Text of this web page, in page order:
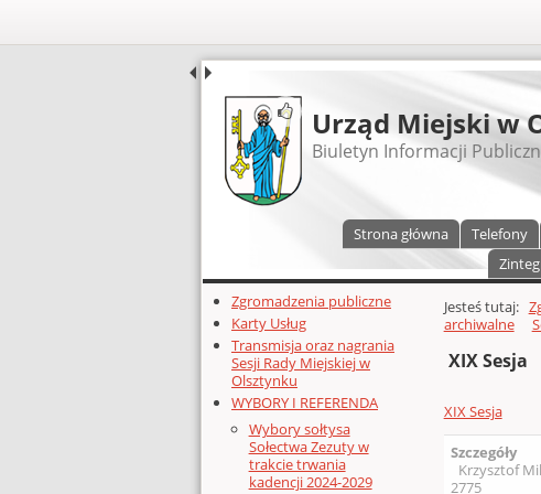
UDOSTĘPNIJ
Urząd Miejski w
Biuletyn Informacji
Strona główna Telefony
Dodatkowe zasoby (lewa kolumna)
Zgromadzenia publiczne
Karty Usług
Transmisja oraz nagrania
Sesji Rady Miejskiej w
Olsztynku
WYBORY I REFERENDA
Wybory sołtysa
Sołectwa Zezuty w
trakcie trwania
kadencji 2024-2029
Głównej
Jesteś tutaj:
archiwalne
XIX Sesja
XIX Sesja
Szczegóły
Krzysztof
2775